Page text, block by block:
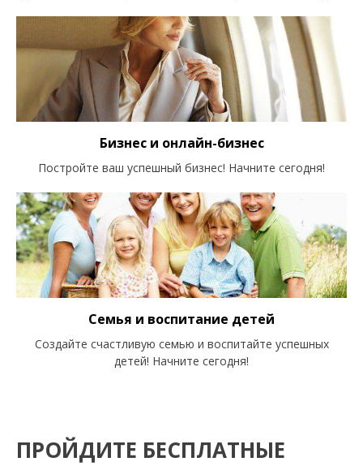
Бизнес и онлайн-бизнес
Постройте ваш успешный бизнес! Начните сегодня!
Семья и воспитание детей
Создайте счастливую семью и воспитайте успешных
детей! Начните сегодня!
ПРОЙДИТЕ БЕСПЛАТНЫЕ